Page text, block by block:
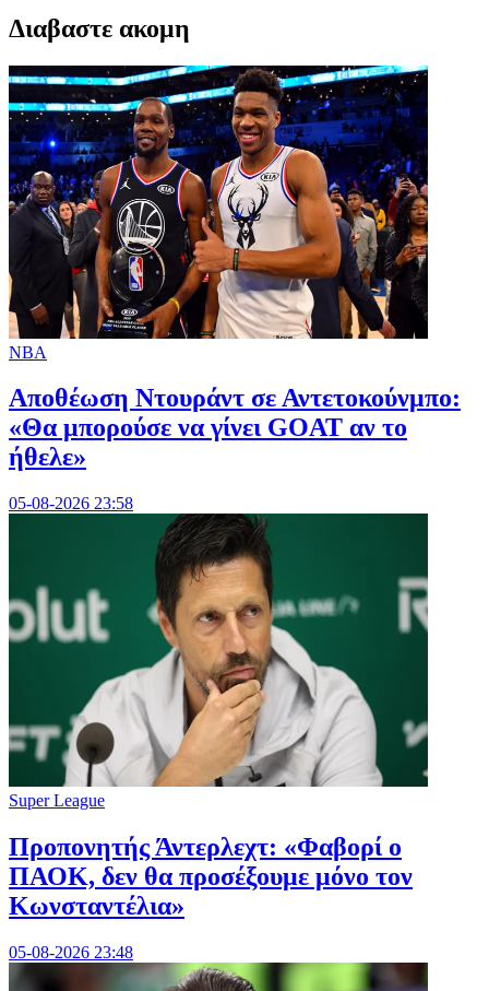
Διαβαστε ακομη
NBA
Αποθέωση Ντουράντ σε Αντετοκούνμπο:
«Θα μπορούσε να γίνει GOAT αν το
ήθελε»
05-08-2026 23:58
Super League
Προπονητής Άντερλεχτ: «Φαβορί ο
ΠΑΟΚ, δεν θα προσέξουμε μόνο τον
Κωνσταντέλια»
05-08-2026 23:48